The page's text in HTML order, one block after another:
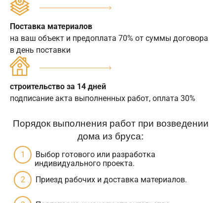
Поставка материалов
на ваш объект и предоплата 70% от суммы договора
в день поставки
строительство за 14 дней
подписание акта выполненных работ, оплата 30%
Порядок выполнения работ при возведении
дома из бруса:
Выбор готового или разработка
индивидуального проекта.
Приезд рабочих и доставка материалов.